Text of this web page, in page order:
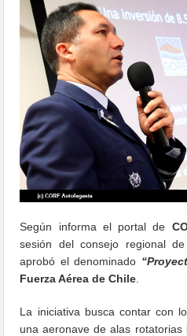
Según informa el portal de
sesión del consejo regional
aprobó el denominado
Fuerza Aérea de Chile
La iniciativa busca contar con
una aeronave de alas rotatorias